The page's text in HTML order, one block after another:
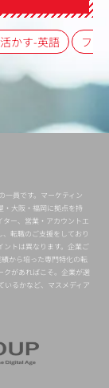
かす-英語 フレ
一員です。マーケティン
・大阪・福岡に拠点を持
ー、営業・アカウントエ
転職のご支援をしており
ントは異なります。企業ご
から培った専門特化の転
クがあればこそ。企業が選
いるかなど、マスメディア